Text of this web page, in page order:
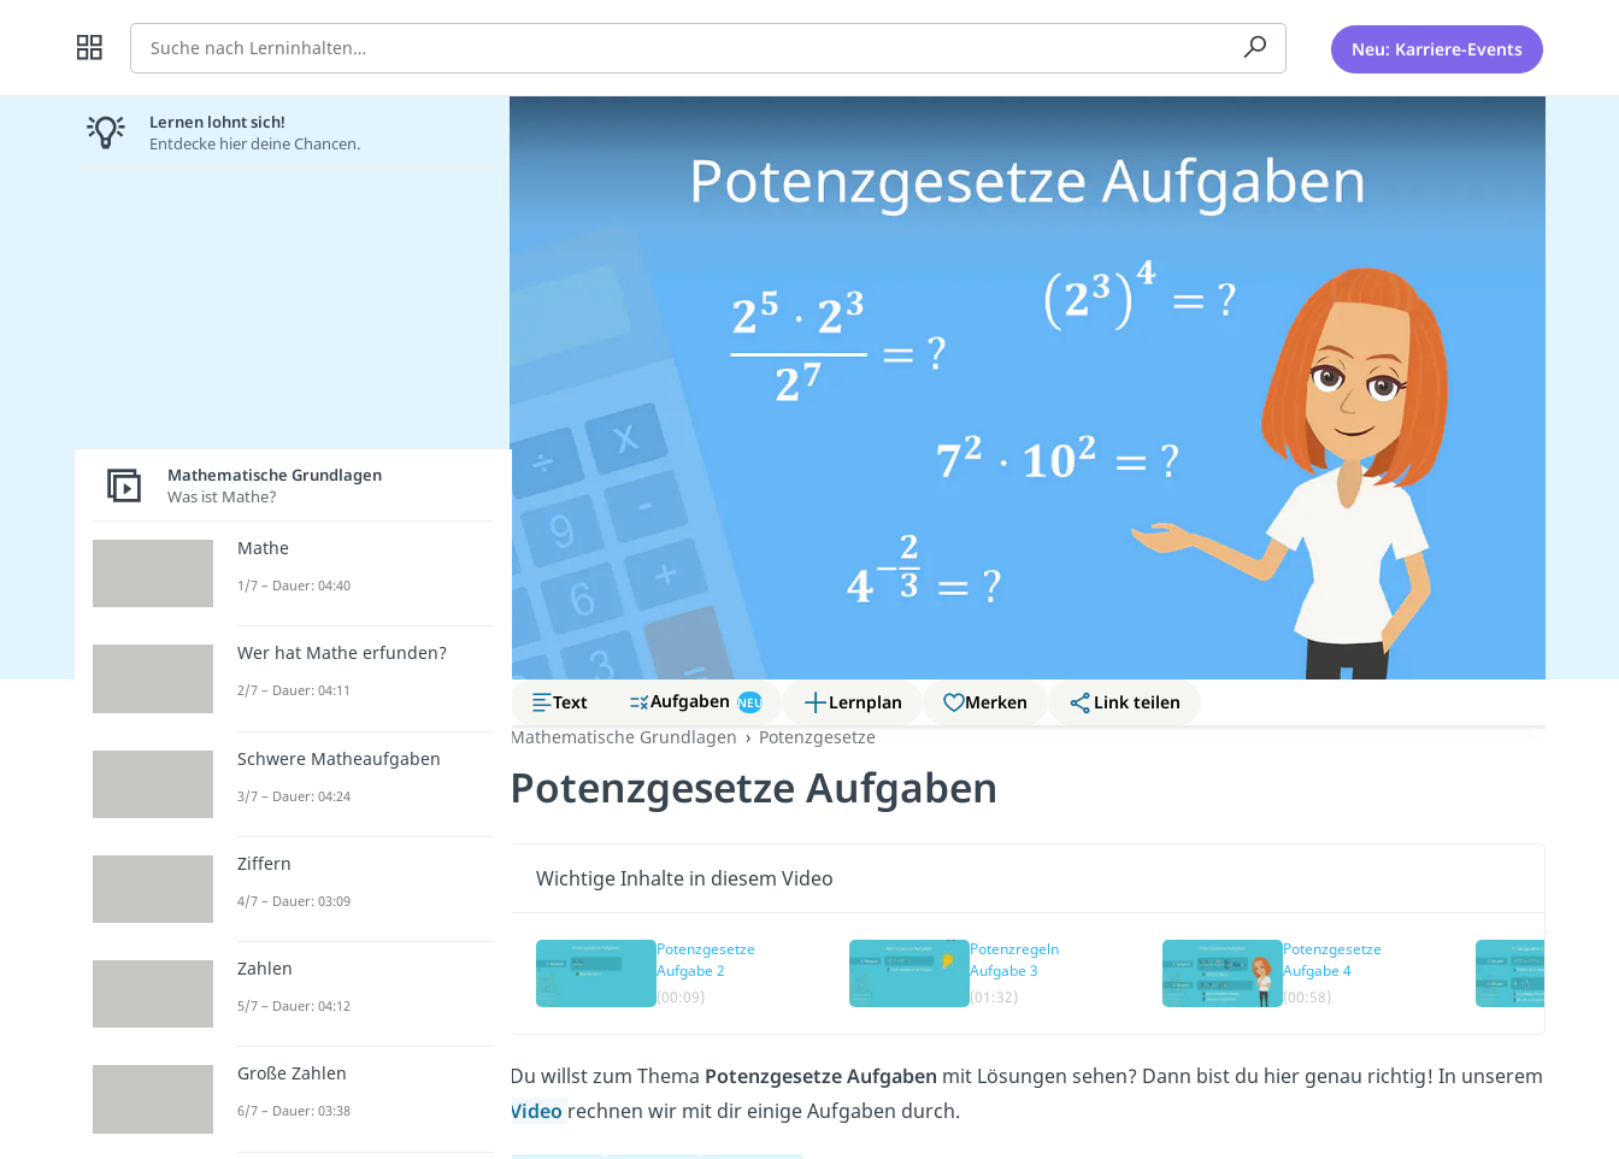
Suche Neu: Karriere-Events
Text Aufgaben NEU Lernplan Merken
Link teilen
Mathematische Grundlagen
Potenzgesetze
Potenzgesetze Aufgaben
Wichtige Inhalte in diesem Video
Potenzgesetze
Aufgabe 2
(00:09)
Potenzregeln
Aufgabe 3
(01:32)
Potenzgesetze
Aufgabe 4
(00:58)
Du willst zum Thema Potenzgesetze Aufgaben mit Lösungen sehen? Dann bist du hier genau richtig! In unserem
Video rechnen wir mit dir einige Aufgaben durch.
Lernen lohnt sich!
Entdecke hier deine Chancen.
Mathematische Grundlagen
Was ist Mathe?
Mathe
1/7 – Dauer: 04:40
Wer hat Mathe erfunden?
2/7 – Dauer: 04:11
Schwere Matheaufgaben
3/7 – Dauer: 04:24
Ziffern
4/7 – Dauer: 03:09
Zahlen
5/7 – Dauer: 04:12
Große Zahlen
6/7 – Dauer: 03:38